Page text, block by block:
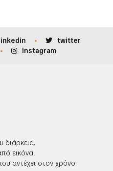
twitter
instagram
διάρκεια.
εικόνα
αντέχει στον χρόνο.